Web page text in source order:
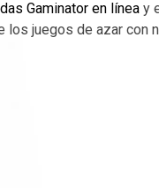
Gaminator en línea y
los juegos de azar